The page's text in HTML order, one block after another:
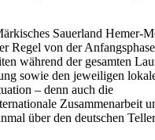
Sauerland Hemer-
Regel von der
während der gesamten
sowie den jeweiligen
– denn auch die
Zusammenarbeit
über den deutschen